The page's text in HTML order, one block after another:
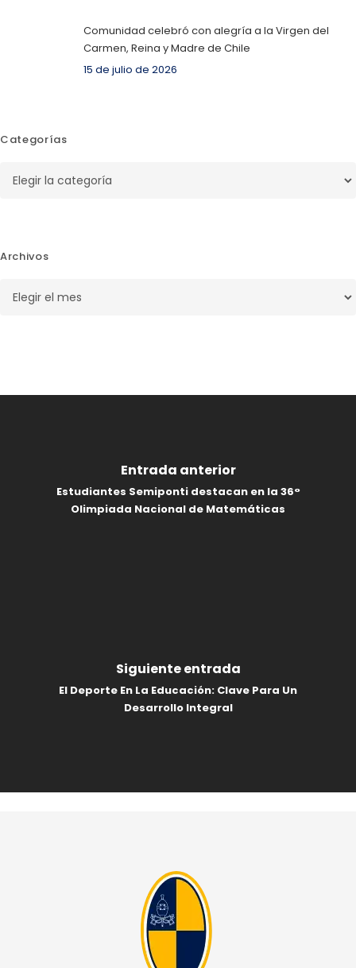
Comunidad celebró con alegría a la Virgen del
Carmen, Reina y Madre de Chile
15 de julio de 2026
Categorías
Archivos
Entrada anterior
Estudiantes Semiponti destacan en la 36°
Olimpiada Nacional de Matemáticas
Siguiente entrada
El Deporte En La Educación: Clave Para Un
Desarrollo Integral